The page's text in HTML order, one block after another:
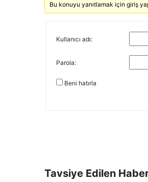
Bu konuyu yanıtlamak için giriş
Kullanıcı adı:
Parola:
Beni hatırla
Tavsiye Edilen